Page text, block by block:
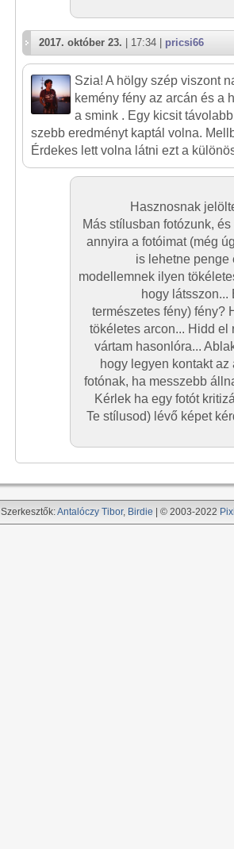
2017. október 23. | 17:34 | pricsi66
Szia! A hölgy szép viszont
kemény fény az arcán és a
a smink . Egy kicsit
szebb eredményt kaptál volna.
Érdekes lett volna látni ezt a
Hasznosnak
Más stílusban fotózunk,
annyira a fotóimat (még
is lehetne penge
modellemnek ilyen
hogy
természetes fény) fény?
tökéletes arcon... Hidd el
vártam hasonlóra...
hogy legyen kontakt
fotónak, ha messzebb
Kérlek ha egy fotót
Te stílusod) lévő képet
Szerkesztők:Antalóczy Tibor, Birdie | © 2003-2022